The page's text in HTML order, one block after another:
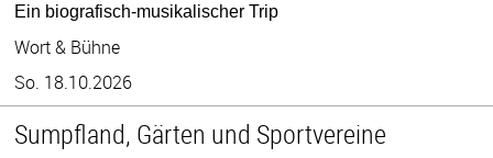
Ein biografisch-musikalischer Trip
Wort & Bühne
So. 18.10.2026
Sumpfland, Gärten und Sportvereine